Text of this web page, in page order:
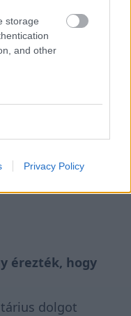
storage
and other
Privacy Policy
érezték, hogy
dolgot